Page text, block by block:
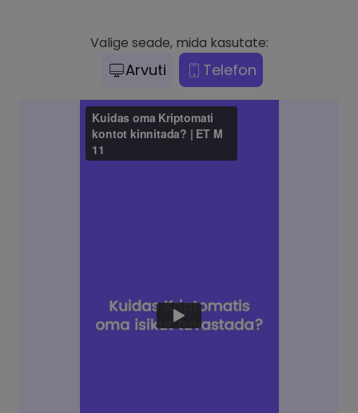
Valige seade, mida kasutate:
Arvuti Telefon